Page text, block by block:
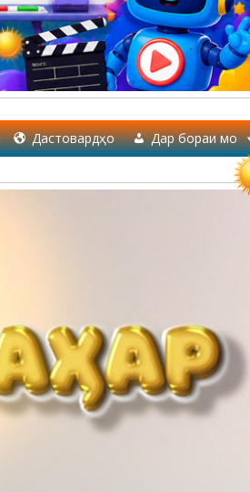
Дастовардҳо Дар бораи мо